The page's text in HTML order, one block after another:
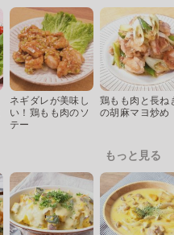
ネギダレが美味し
い！鶏もも肉のソ
テー
鶏もも肉と長ね
の胡麻マヨ炒め
もっと見る